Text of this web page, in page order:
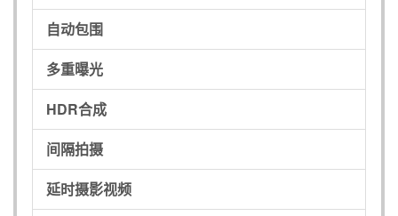
自动包围
多重曝光
HDR合成
间隔拍摄
延时摄影视频